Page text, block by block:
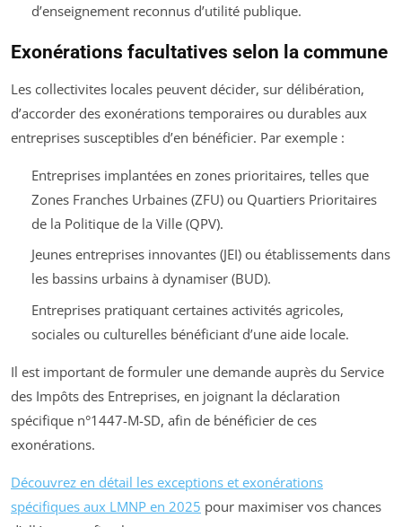
d’enseignement reconnus d’utilité publique.
Exonérations facultatives selon la commune
Les collectivites locales peuvent décider, sur délibération,
d’accorder des exonérations temporaires ou durables aux
entreprises susceptibles d’en bénéficier. Par exemple :
Entreprises implantées en zones prioritaires, telles que
Zones Franches Urbaines (ZFU) ou Quartiers Prioritaires
de la Politique de la Ville (QPV).
Jeunes entreprises innovantes (JEI) ou établissements dans
les bassins urbains à dynamiser (BUD).
Entreprises pratiquant certaines activités agricoles,
sociales ou culturelles bénéficiant d’une aide locale.
Il est important de formuler une demande auprès du Service
des Impôts des Entreprises, en joignant la déclaration
spécifique n°1447-M-SD, afin de bénéficier de ces
exonérations.
Découvrez en détail les exceptions et exonérations
spécifiques aux LMNP en 2025 pour maximiser vos chances